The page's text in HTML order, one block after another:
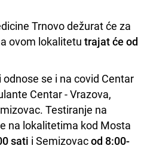
Trnovo dežurat će za
ovom lokalitetu trajat će od
se i na covid Centar
Centar - Vrazova,
Testiranje na
na lokalitetima kod Mosta
sati i Semizovacod 8:00-